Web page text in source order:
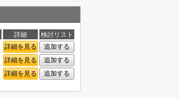
詳細
検討リスト
詳細を見る
追加する
詳細を見る
追加する
詳細を見る 追加する